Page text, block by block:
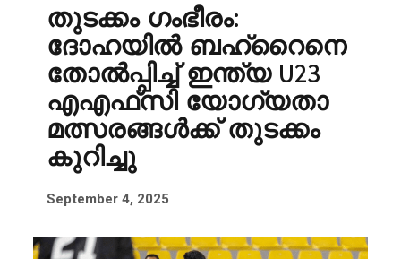
തുടക്കം ഗംഭീരം:
ദോഹയിൽ ബഹ്‌റൈനെ
തോൽപ്പിച്ച് ഇന്ത്യ U23
എ‌എഫ്‌സി യോഗ്യതാ
മത്സരങ്ങൾക്ക് തുടക്കം
കുറിച്ചു
September 4, 2025